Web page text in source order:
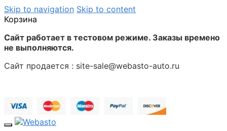
Skip to navigation Skip to content
Корзина
Сайт работает в тестовом режиме. Заказы времено
не выполняются.
Сайт продается : site-sale@webasto-auto.ru